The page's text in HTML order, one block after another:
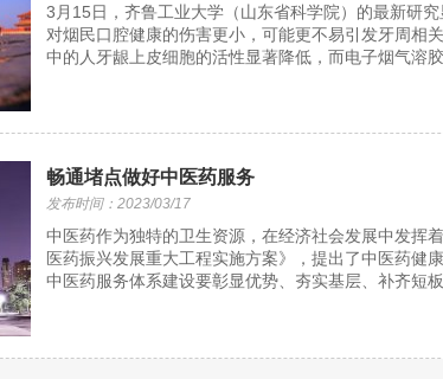
3月15日，齐鲁工业大学（山东省科学院）的最新研
对烟民口腔健康的伤害更小，可能更不易引发牙周相
中的人牙龈上皮细胞的活性显著降低，而电子烟气溶胶
畅通堵点做好中医药服务
发布时间：2023/03/17
中医药作为独特的卫生资源，在经济社会发展中发挥
医药振兴发展重大工程实施方案》，提出了中医药健
中医药服务体系建设要彰显优势、夯实基层、补齐短